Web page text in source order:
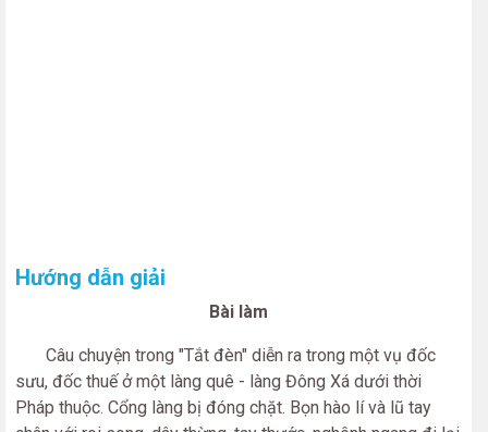
Hướng dẫn giải
Bài làm
Câu chuyện trong "Tắt đèn" diễn ra trong một vụ đốc
sưu, đốc thuế ở một làng quê - làng Đông Xá dưới thời
Pháp thuộc. Cổng làng bị đóng chặt. Bọn hào lí và lũ tay